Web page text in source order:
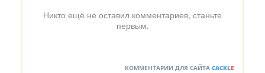
Никто ещё не оставил комментариев, станьте
первым.
КОММЕНТАРИИ ДЛЯ САЙТА CACKLE